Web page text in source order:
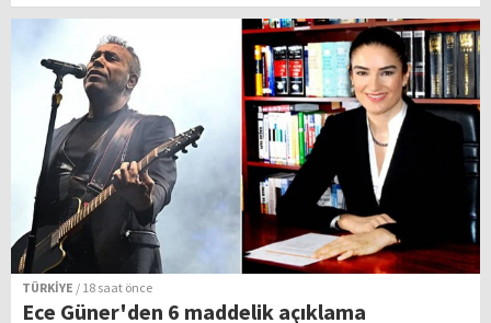
TÜRKİYE / 18 saat önce
Ece Güner'den 6 maddelik açıklama